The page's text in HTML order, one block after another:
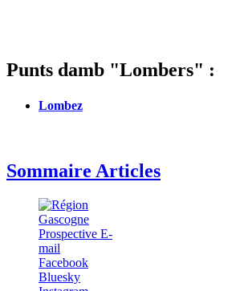
Punts damb "Lombers" :
Lombez
Sommaire Articles